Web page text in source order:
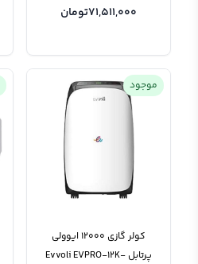
71,511,000تومان
موجود
کولر گازی 12000 ایوولی
پرتابل Evvoli EVPRO-12K-